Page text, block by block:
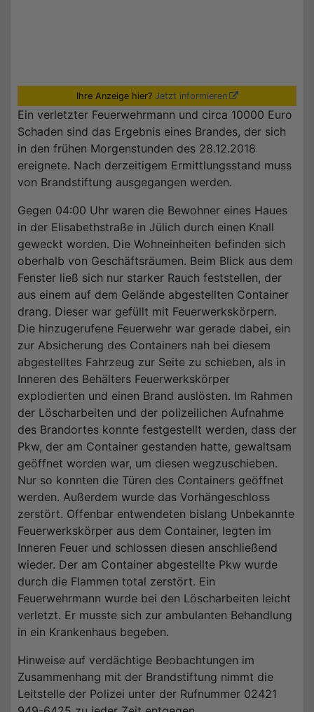
Ihre Anzeige hier? Jetzt informieren
Ein verletzter Feuerwehrmann und circa 10000 Euro
Schaden sind das Ergebnis eines Brandes, der sich
in den frühen Morgenstunden des 28.12.2018
ereignete. Nach derzeitigem Ermittlungsstand muss
von Brandstiftung ausgegangen werden.
Gegen 04:00 Uhr waren die Bewohner eines Haues
in der Elisabethstraße in Jülich durch einen Knall
geweckt worden. Die Wohneinheiten befinden sich
oberhalb von Geschäftsräumen. Beim Blick aus dem
Fenster ließ sich nur starker Rauch feststellen, der
aus einem auf dem Gelände abgestellten Container
drang. Dieser war gefüllt mit Feuerwerkskörpern.
Die hinzugerufene Feuerwehr war gerade dabei, ein
zur Absicherung des Containers nah bei diesem
abgestelltes Fahrzeug zur Seite zu schieben, als in
Inneren des Behälters Feuerwerkskörper
explodierten und einen Brand auslösten. Im Rahmen
der Löscharbeiten und der polizeilichen Aufnahme
des Brandortes konnte festgestellt werden, dass der
Pkw, der am Container gestanden hatte, gewaltsam
geöffnet worden war, um diesen wegzuschieben.
Nur so konnten die Türen des Containers geöffnet
werden. Außerdem wurde das Vorhängeschloss
zerstört. Offenbar entwendeten bislang Unbekannte
Feuerwerkskörper aus dem Container, legten im
Inneren Feuer und schlossen diesen anschließend
wieder. Der am Container abgestellte Pkw wurde
durch die Flammen total zerstört. Ein
Feuerwehrmann wurde bei den Löscharbeiten leicht
verletzt. Er musste sich zur ambulanten Behandlung
in ein Krankenhaus begeben.
Hinweise auf verdächtige Beobachtungen im
Zusammenhang mit der Brandstiftung nimmt die
Leitstelle der Polizei unter der Rufnummer 02421